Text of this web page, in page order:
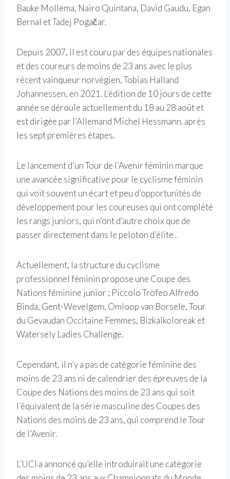
Bauke Mollema, Nairo Quintana, David Gaudu, Egan
Bernal et Tadej Pogačar.
Depuis 2007, il est couru par des équipes nationales
et des coureurs de moins de 23 ans avec le plus
récent vainqueur norvégien, Tobias Halland
Johannessen, en 2021. L’édition de 10 jours de cette
année se déroule actuellement du 18 au 28 août et
est dirigée par l’Allemand Michel Hessmann. après
les sept premières étapes.
Le lancement d’un Tour de l’Avenir féminin marque
une avancée significative pour le cyclisme féminin
qui voit souvent un écart et peu d’opportunités de
développement pour les coureuses qui ont complété
les rangs juniors, qui n’ont d’autre choix que de
passer directement dans le peloton d’élite .
Actuellement, la structure du cyclisme
professionnel féminin propose une Coupe des
Nations féminine junior ; Piccolo Trofeo Alfredo
Binda, Gent-Wevelgem, Omloop van Borsele, Tour
du Gevaudan Occitaine Femmes, Bizkaikoloreak et
Watersely Ladies Challenge.
Cependant, il n’y a pas de catégorie féminine des
moins de 23 ans ni de calendrier des épreuves de la
Coupe des Nations des moins de 23 ans qui soit
l’équivalent de la série masculine des Coupes des
Nations des moins de 23 ans, qui comprend le Tour
de l’Avenir.
L’UCI a annoncé qu’elle introduirait une catégorie